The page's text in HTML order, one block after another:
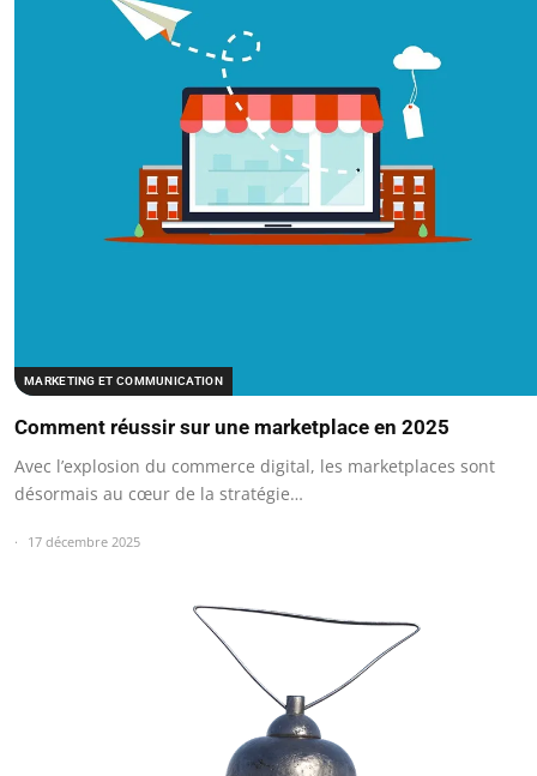
MARKETING ET COMMUNICATION
Comment réussir sur une marketplace en 2025
Avec l’explosion du commerce digital, les marketplaces sont
désormais au cœur de la stratégie…
17 décembre 2025